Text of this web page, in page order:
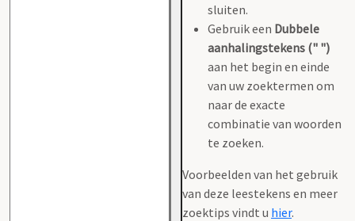
sluiten.
Gebruik een Dubbele
aanhalingstekens (" ")
aan het begin en einde
van uw zoektermen om
naar de exacte
combinatie van woorden
te zoeken.
Voorbeelden van het gebruik
van deze leestekens en meer
zoektips vindt u hier.